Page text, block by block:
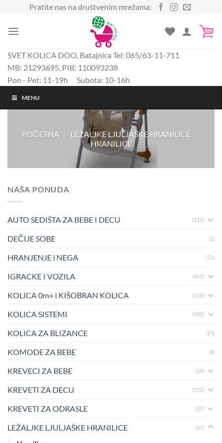
sadržaj
Pratite nas na društvenim mrežama:
SVET KOLICA DOO, Batajnica Tel: 065/63-11-711
MB: 21293695, PIB: 110093238
Pon - Pet: 11-19h Subota: 10-16h
MENU
POČETNA / LEŽALJKE LJULJAŠKE HRANILICE /
HRANILICE
NAŠA PONUDA
AUTO SEDIŠTA ZA BEBE I DECU (115)
DEČIJE SOBE (1)
HRANJENJE i NEGA (72)
IGRACKE I VOZILA (452)
KOLICA 0m+ i KIŠOBRAN KOLICA (118)
KOLICA SISTEMI (105)
KOLICA ZA BLIZANCE (14)
KOMODE ZA BEBE (8)
KREVECI ZA BEBE (59)
KREVETI ZA DECU (152)
KREVETI ZA ODRASLE (17)
LEŽALJKE LJULJAŠKE HRANILICE (67)